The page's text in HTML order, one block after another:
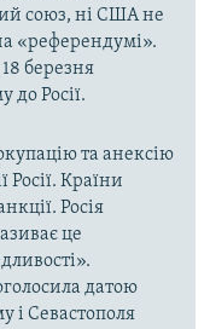
союз, ні США не
«референдумі».
березня
до Росії.
та анексію
Країни
Росія
це
датою
і Севастополя